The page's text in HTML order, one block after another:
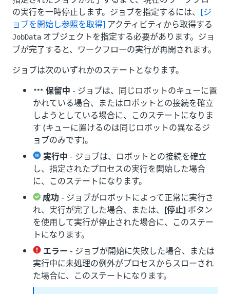
の実行を一時停止します。ジョブを指定するには、 [ジ
ョブを開始し参照を取得] アクティビティから取得する
JobData オブジェクトを指定する必要があります。ジョ
ブが完了すると、ワークフローの実行が再開されます。
ジョブは次のいずれかのステートとなります。
保留中 - ジョブは、同じロボットのキューに置
かれている場合、またはロボットとの接続を確立
しようとしている場合に、このステートになりま
す (キューに置けるのは同じロボットの異なるジ
ョブのみです)。
実行中 - ジョブは、ロボットとの接続を確立
し、指定されたプロセスの実行を開始した場合
に、このステートになります。
成功 - ジョブがロボットによって正常に実行さ
れ、実行が完了した場合、または、 [停止] ボタン
を使用して実行が停止された場合に、このステー
トになります。
エラー - ジョブが開始に失敗した場合、または
実行中に未処理の例外がプロセスからスローされ
た場合に、このステートになります。